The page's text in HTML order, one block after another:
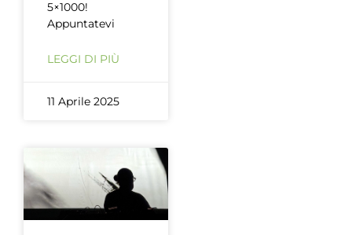
5×1000!
Appuntatevi
LEGGI DI PIÙ
11 Aprile 2025